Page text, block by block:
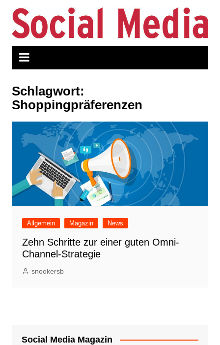
Inhalt
springen
Schlagwort:
Shoppingpräferenzen
Allgemein Magazin News
Zehn Schritte zur einer guten Omni-
Channel-Strategie
snookersb
Social Media Magazin